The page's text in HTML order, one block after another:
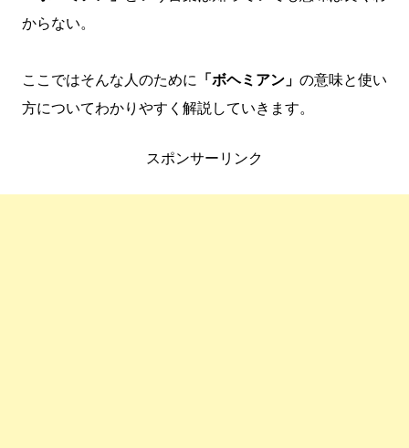
からない。
ここではそんな人のために 「ボヘミアン」 の意味と使い
方についてわかりやすく解説していきます。
スポンサーリンク